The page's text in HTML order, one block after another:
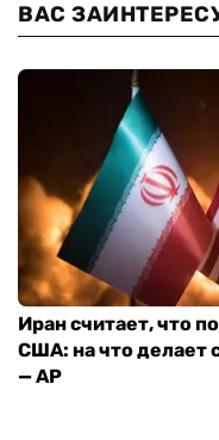
ВАС
Иран считает, что
США: на что делает
— AP